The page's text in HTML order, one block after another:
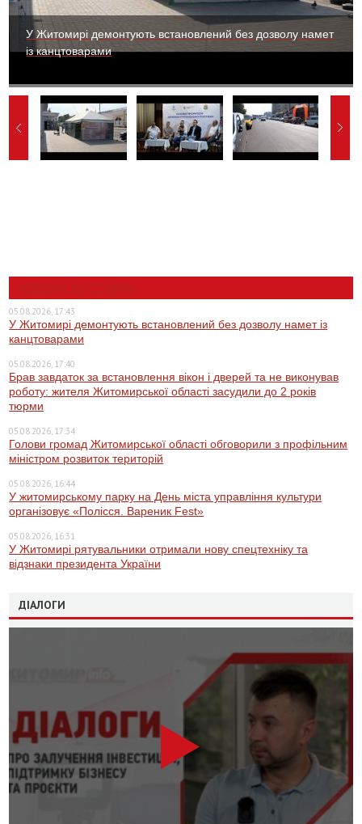
У Житомирі демонтують встановлений без дозволу намет
із канцтоварами
НОВИНИ ЖИТОМИРА
05.08.2026, 17:43
У Житомирі демонтують встановлений без дозволу намет із
канцтоварами
05.08.2026, 17:40
Брав завдаток за встановлення вікон і дверей та не виконував
роботу: жителя Житомирської області засудили до 2 років
тюрми
05.08.2026, 17:34
Голови громад Житомирської області обговорили з профільним
міністром розвиток територій
05.08.2026, 16:44
У житомирському парку на День міста управління культури
організовує «Полісся. Вареник Fest»
05.08.2026, 16:31
У Житомирі рятувальники отримали нову спецтехніку та
відзнаки президента України
ДІАЛОГИ